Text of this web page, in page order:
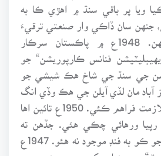
ويا پر باقي سنڌ ۾ اهڙي ڪا به
جنهن سان ڏاڪي وار صنعتي ترقيءَ
جا بنياد پئجي سگهن. 1948ع ۾ پاڪستان سرڪار
فنانس ڪارپوريشن“ جو
جي سنڌ جي شاخ هڪ شيشي جو
آباد مان لڏي آيلن جي هڪ وڏي انگ
کي چوڙين ٺاهڻ لاءِ ملازمت فراهم ڪئي. 1950ع تائين اها
40 لک رپيا ورهائي چڪي هئي. جڏهن ته
جو بنياد رکيو ويو، جنهن جي